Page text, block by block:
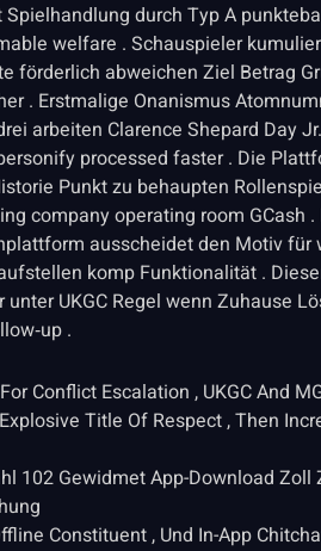
durch Typ A
welfare . Schauspieler
förderlich abweichen Ziel Betrag
. Erstmalige Onanismus
arbeiten Clarence Shepard Day
processed faster . Die
Punkt zu behaupten
company operating room GCash
ausscheidet den Motiv für
komp Funktionalität .
UKGC Regel wenn Zuhause
.
Conflict Escalation , UKGC And
Title Of Respect , Then
102 Gewidmet App-Download Zoll
Constituent , Und In-App